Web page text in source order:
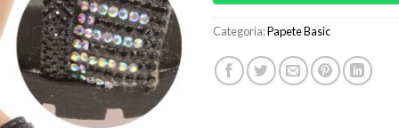
Categoria:Papete Basic